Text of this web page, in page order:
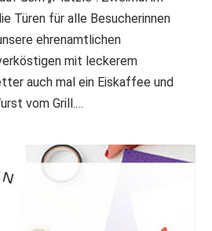
Türen für alle Besucherinnen
ehrenamtlichen
mit leckerem
auch mal ein Eiskaffee und
vom Grill.…